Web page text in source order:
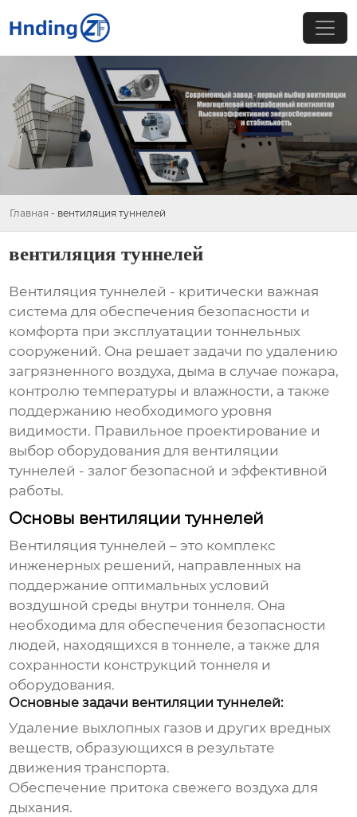
Главная - вентиляция туннелей
вентиляция туннелей
Вентиляция туннелей - критически важная
система для обеспечения безопасности и
комфорта при эксплуатации тоннельных
сооружений. Она решает задачи по удалению
загрязненного воздуха, дыма в случае пожара,
контролю температуры и влажности, а также
поддержанию необходимого уровня
видимости. Правильное проектирование и
выбор оборудования для вентиляции
туннелей - залог безопасной и эффективной
работы.
Основы вентиляции туннелей
Вентиляция туннелей – это комплекс
инженерных решений, направленных на
поддержание оптимальных условий
воздушной среды внутри тоннеля. Она
необходима для обеспечения безопасности
людей, находящихся в тоннеле, а также для
сохранности конструкций тоннеля и
оборудования.
Основные задачи вентиляции туннелей:
Удаление выхлопных газов и других вредных
веществ, образующихся в результате
движения транспорта.
Обеспечение притока свежего воздуха для
дыхания.